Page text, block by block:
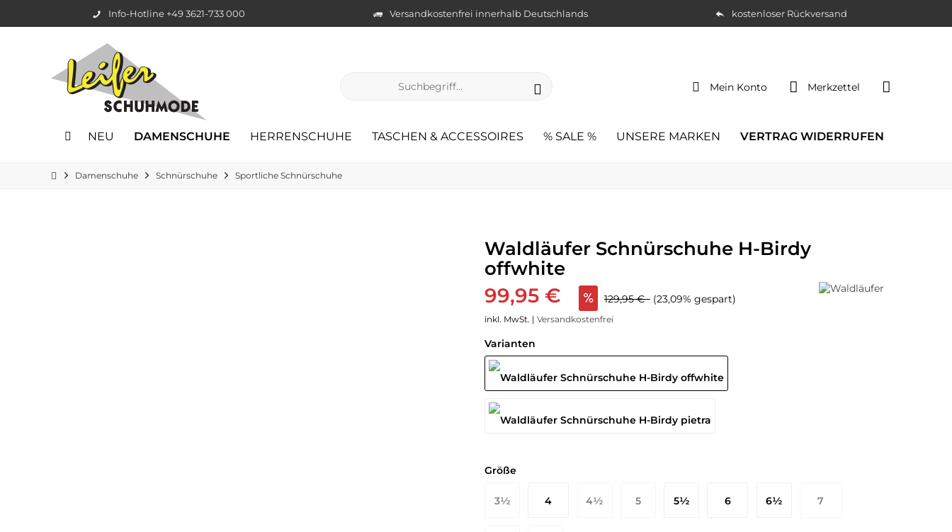
Info-Hotline +49 3621-733 000 Versandkostenfrei innerhalb Deutschlands kostenloser Rückversand
Merkzettel
Mein Konto
NEU DAMENSCHUHE HERRENSCHUHE TASCHEN & ACCESSOIRES % SALE % UNSERE MARKEN VERTRAG WIDERRUFEN
Damenschuhe Schnürschuhe Sportliche Schnürschuhe
Waldläufer Schnürschuhe H-Birdy
offwhite
99,95 € 129,95 € (23,09% gespart)
inkl. MwSt. | Versandkostenfrei
Varianten
Größe
3½ 4 4½ 5 5½ 6 6½ 7